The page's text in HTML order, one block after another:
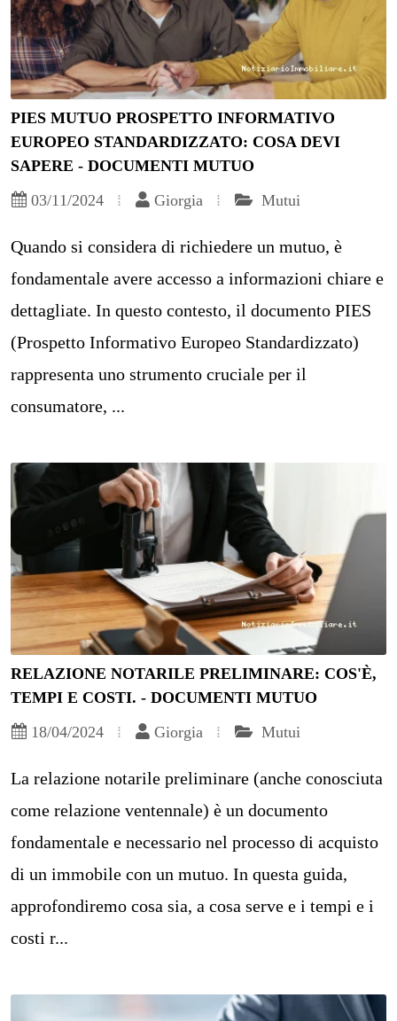
PIES MUTUO PROSPETTO INFORMATIVO
EUROPEO STANDARDIZZATO: COSA DEVI
SAPERE - DOCUMENTI MUTUO
03/11/2024
Giorgia Mutui
Quando si considera di richiedere un mutuo, è
fondamentale avere accesso a informazioni chiare e
dettagliate. In questo contesto, il documento PIES
(Prospetto Informativo Europeo Standardizzato)
rappresenta uno strumento cruciale per il
consumatore, ...
RELAZIONE NOTARILE PRELIMINARE: COS'È,
TEMPI E COSTI. - DOCUMENTI MUTUO
18/04/2024
Giorgia Mutui
La relazione notarile preliminare (anche conosciuta
come relazione ventennale) è un documento
fondamentale e necessario nel processo di acquisto
di un immobile con un mutuo. In questa guida,
approfondiremo cosa sia, a cosa serve e i tempi e i
costi r...